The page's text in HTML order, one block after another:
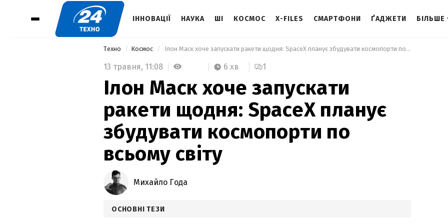
ІННОВАЦІЇ НАУКА ШІ КОСМОС X-FILES СМАРТФОНИ ҐАДЖЕТИ БІЛЬШЕ
Техно Космос Ілон Маск хоче запускати ракети щодня: SpaceX планує збудувати космопорти по всьому світу
13 травня, 11:08 6 хв 1
Ілон Маск хоче запускати
ракети щодня: SpaceX планує
збудувати космопорти по
всьому світу
Михайло Года
ОСНОВНІ ТЕЗИ